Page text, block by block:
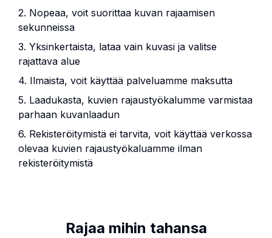
2. Nopeaa, voit suorittaa kuvan rajaamisen
sekunneissa
3. Yksinkertaista, lataa vain kuvasi ja valitse
rajattava alue
4. Ilmaista, voit käyttää palveluamme maksutta
5. Laadukasta, kuvien rajaustyökalumme varmistaa
parhaan kuvanlaadun
6. Rekisteröitymistä ei tarvita, voit käyttää verkossa
olevaa kuvien rajaustyökaluamme ilman
rekisteröitymistä
Rajaa mihin tahansa